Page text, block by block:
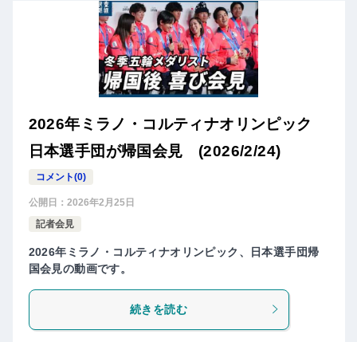
2026年ミラノ・コルティナオリンピック
日本選手団が帰国会見 (2026/2/24)
コメント(0)
公開日： 2026年2月25日
記者会見
2026年ミラノ・コルティナオリンピック、日本選手団帰
国会見の動画です。
続きを読む